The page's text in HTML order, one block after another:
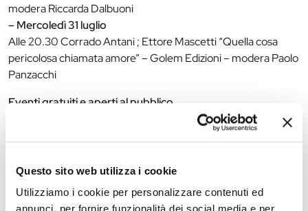
Questo sito web utilizza i cookie
Utilizziamo i cookie per personalizzare contenuti ed
modera Riccarda Dalbuoni
– Mercoledì 31 luglio
Alle 20.30 Corrado Antani ; Ettore Mascetti “Quella cosa
pericolosa chiamata amore” – Golem Edizioni – modera Paolo
Panzacchi
Eventi gratuiti e aperti al pubblico.
www.factorygrisu.it
The editorial team is not responsible for any inaccuracies or
cancellation, variation, modification of the information of an